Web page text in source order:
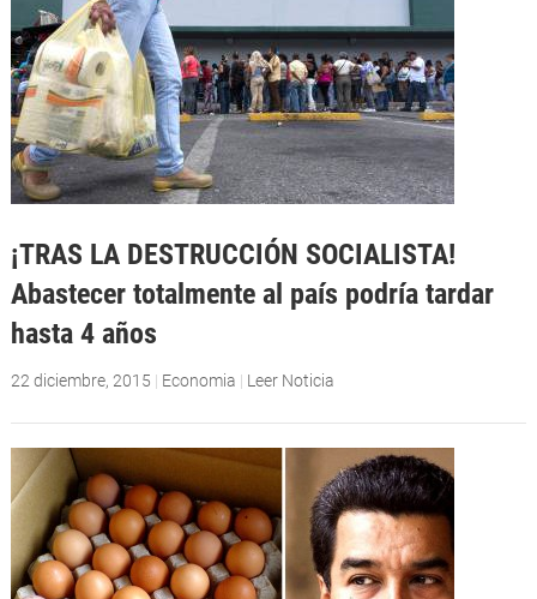
¡TRAS LA DESTRUCCIÓN SOCIALISTA!
Abastecer totalmente al país podría tardar
hasta 4 años
22 diciembre, 2015 | Economia | Leer Noticia